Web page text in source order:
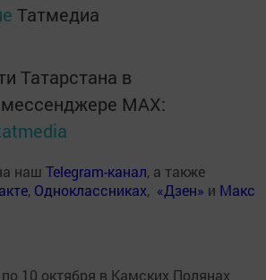
Татмедиа
Татарстана в
MАХ:
наш Telegram-канал, а также
, Одноклассниках, «Дзен» и Макс